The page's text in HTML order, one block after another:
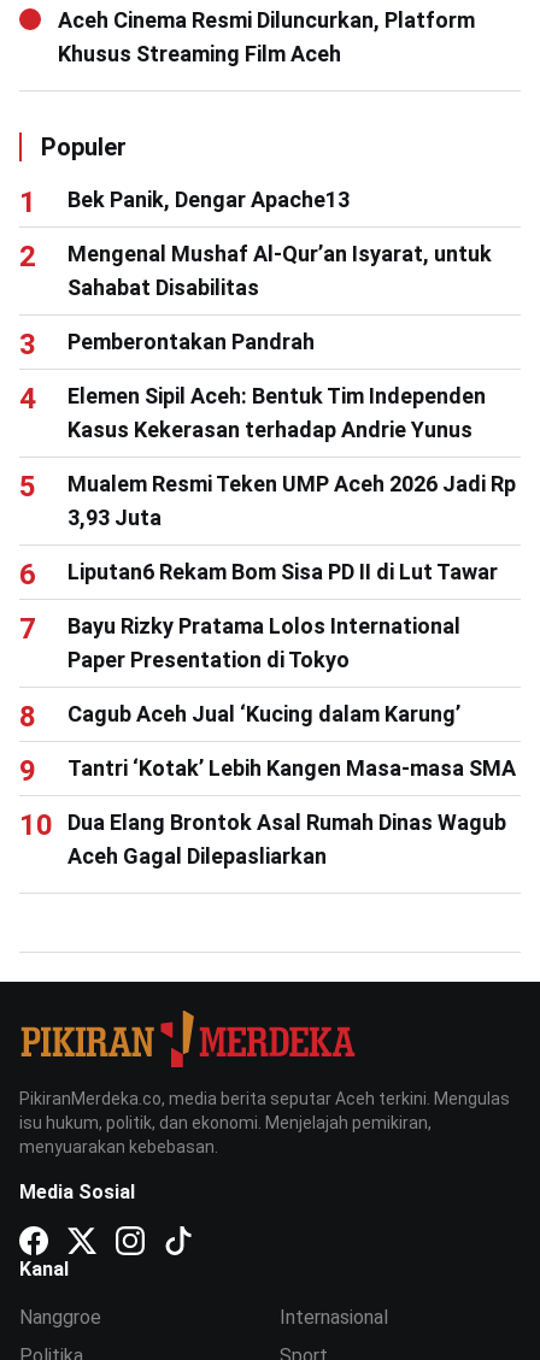
Aceh Cinema Resmi Diluncurkan, Platform
Khusus Streaming Film Aceh
Populer
Bek Panik, Dengar Apache13
Mengenal Mushaf Al-Qur’an Isyarat, untuk
Sahabat Disabilitas
Pemberontakan Pandrah
Elemen Sipil Aceh: Bentuk Tim Independen
Kasus Kekerasan terhadap Andrie Yunus
Mualem Resmi Teken UMP Aceh 2026 Jadi Rp
3,93 Juta
Liputan6 Rekam Bom Sisa PD II di Lut Tawar
Bayu Rizky Pratama Lolos International
Paper Presentation di Tokyo
Cagub Aceh Jual ‘Kucing dalam Karung’
Tantri ‘Kotak’ Lebih Kangen Masa-masa SMA
Dua Elang Brontok Asal Rumah Dinas Wagub
Aceh Gagal Dilepasliarkan
PikiranMerdeka.co, media berita seputar Aceh terkini. Mengulas
isu hukum, politik, dan ekonomi. Menjelajah pemikiran,
menyuarakan kebebasan.
Media Sosial
Kanal
Nanggroe
Internasional